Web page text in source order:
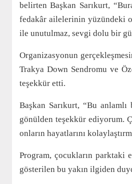
belirten Başkan Sarıkurt,
fedakâr ailelerinin yüzündeki
ile unutulmaz, sevgi dolu bir
Organizasyonun
Trakya Down Sendromu ve
teşekkür etti.
Başkan Sarıkurt, “Bu
gönülden teşekkür ediyorum.
onların hayatlarını
Program, çocukların parktaki
gösterilen bu yakın ilgiden